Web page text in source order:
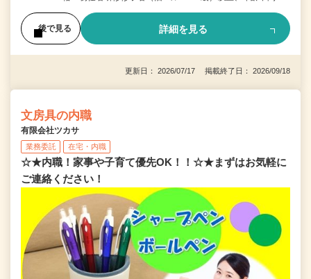
後で見る 詳細を見る
更新日： 2026/07/17 掲載終了日： 2026/09/18
文房具の内職
有限会社ツカサ
業務委託 在宅・内職
☆★内職！家事や子育て優先OK！！☆★まずはお気軽に
ご連絡ください！